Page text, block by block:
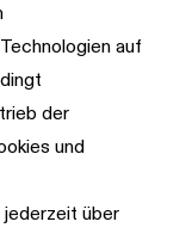
auf
der
und
jederzeit über